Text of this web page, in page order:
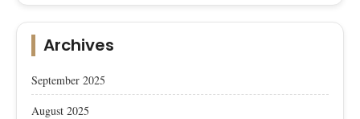
Archives
September 2025
August 2025